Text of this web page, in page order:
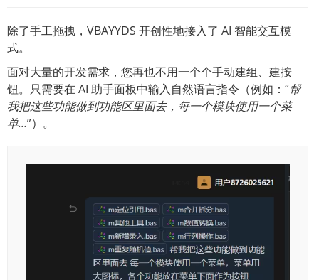
除了手工拖拽，VBAYYDS 开创性地接入了 AI 智能交互模
式。
面对大量的开发需求，您再也不用一个个手动建组、建按
钮。只需要在 AI 助手面板中输入自然语言指令（例如：“帮
我把这些功能做到功能区里面去，每一个模块使用一个菜
单…”）。